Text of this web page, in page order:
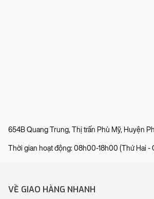
654B Quang Trung, Thị trấn Phù Mỹ, Huyện
Thời gian hoạt động: 08h00-18h00 (Thứ Hai -
VỀ GIAO HÀNG NHANH